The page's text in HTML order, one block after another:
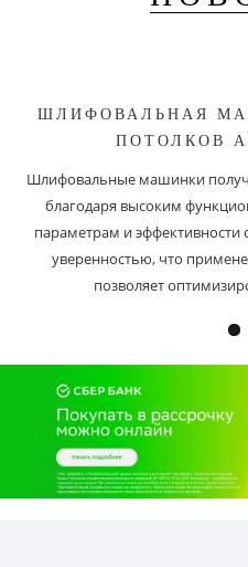
ШЛИФОВАЛЬНАЯ
ПОТОЛКОВ
Шлифовальные машинки
благодаря высоким
параметрам и эффективности
уверенностью, что
позволяет